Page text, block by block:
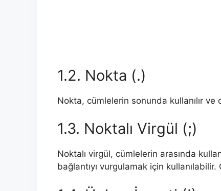
1.2. Nokta (.)
Nokta, cümlelerin sonunda kullanılır
1.3. Noktalı Virgül (;)
Noktalı virgül, cümlelerin arasında
bağlantıyı vurgulamak için